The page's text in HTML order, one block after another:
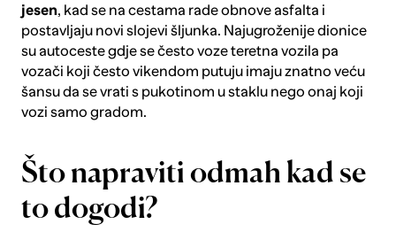
jesen, kad se na cestama rade obnove asfalta i
postavljaju novi slojevi šljunka. Najugroženije dionice
su autoceste gdje se često voze teretna vozila pa
vozači koji često vikendom putuju imaju znatno veću
šansu da se vrati s pukotinom u staklu nego onaj koji
vozi samo gradom.
Što napraviti odmah kad se
to dogodi?